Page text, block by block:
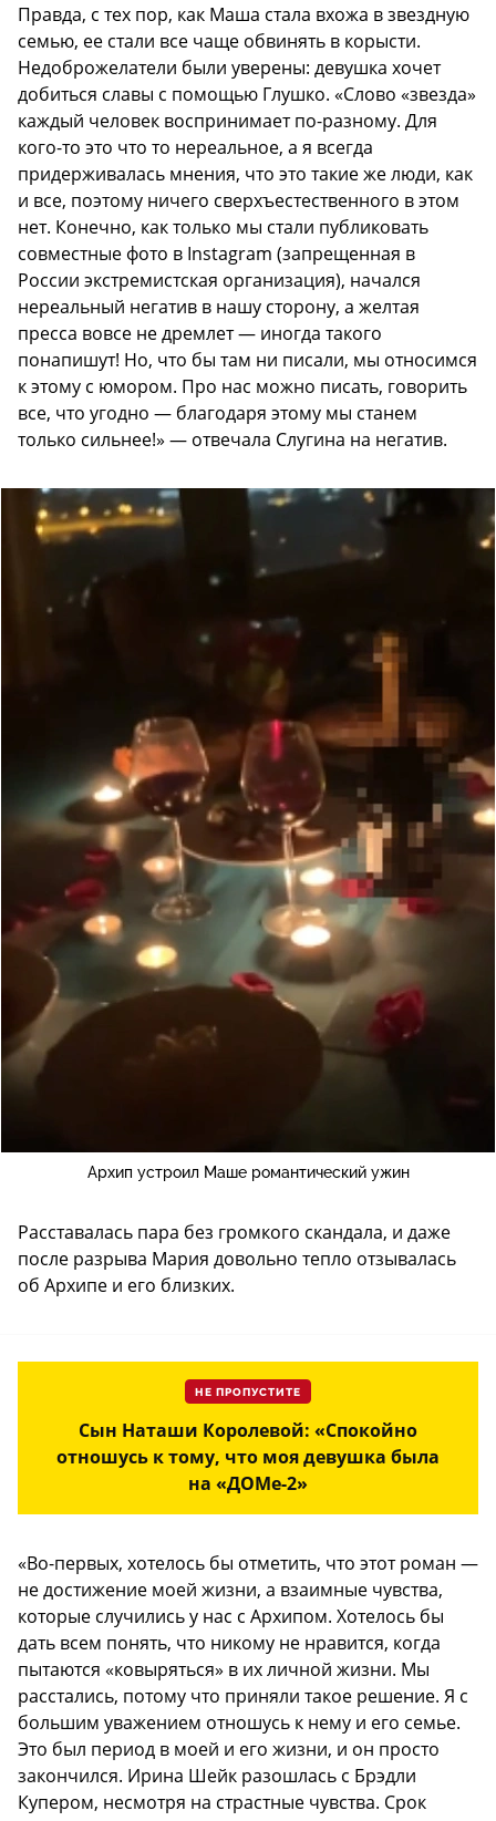
Правда, с тех пор, как Маша стала вхожа в звездную
семью, ее стали все чаще обвинять в корысти.
Недоброжелатели были уверены: девушка хочет
добиться славы с помощью Глушко. «Слово «звезда»
каждый человек воспринимает по-разному. Для
кого-то это что то нереальное, а я всегда
придерживалась мнения, что это такие же люди, как
и все, поэтому ничего сверхъестественного в этом
нет. Конечно, как только мы стали публиковать
совместные фото в Instagram (запрещенная в
России экстремистская организация), начался
нереальный негатив в нашу сторону, а желтая
пресса вовсе не дремлет — иногда такого
понапишут! Но, что бы там ни писали, мы относимся
к этому с юмором. Про нас можно писать, говорить
все, что угодно — благодаря этому мы станем
только сильнее!» — отвечала Слугина на негатив.
Архип устроил Маше романтический ужин
Расставалась пара без громкого скандала, и даже
после разрыва Мария довольно тепло отзывалась
об Архипе и его близких.
НЕ ПРОПУСТИТЕ
Сын Наташи Королевой: «Спокойно
отношусь к тому, что моя девушка была
на «ДОМе-2»
«Во-первых, хотелось бы отметить, что этот роман —
не достижение моей жизни, а взаимные чувства,
которые случились у нас с Архипом. Хотелось бы
дать всем понять, что никому не нравится, когда
пытаются «ковыряться» в их личной жизни. Мы
расстались, потому что приняли такое решение. Я с
большим уважением отношусь к нему и его семье.
Это был период в моей и его жизни, и он просто
закончился. Ирина Шейк разошлась с Брэдли
Купером, несмотря на страстные чувства. Срок